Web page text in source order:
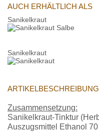
AUCH ERHÄLTLICH ALS
Sanikelkraut
Sanikelkraut
ARTIKELBESCHREIBUNG
Zusammensetzung:
Sanikelkraut-Tinktur
Auszugsmittel Ethanol 70